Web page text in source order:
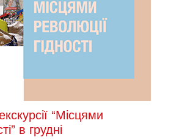
“Місцями
в грудні